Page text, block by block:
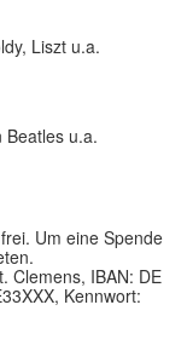
Liszt u.a.
Beatles u.a.
Um eine Spende
Clemens, IBAN: DE
Kennwort: